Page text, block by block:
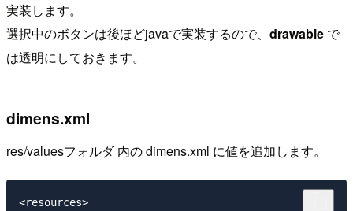
実装します。
選択中のボタンは後ほどjavaで実装するので、 drawable で
は透明にしておきます。
dimens.xml
res/valuesフォルダ 内の dimens.xml に値を追加します。
<resources>